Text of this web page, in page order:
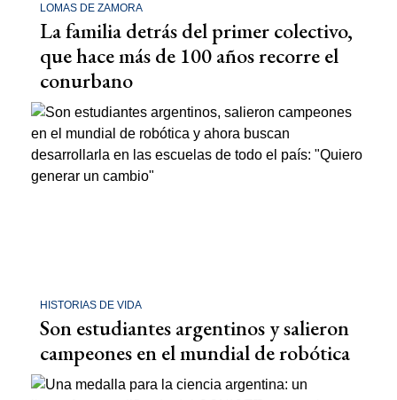
LOMAS DE ZAMORA
La familia detrás del primer colectivo,
que hace más de 100 años recorre el
conurbano
HISTORIAS DE VIDA
Son estudiantes argentinos y salieron
campeones en el mundial de robótica